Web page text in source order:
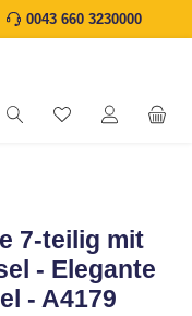
0043 660 3230000
7-teilig mit
- Elegante
- A4179